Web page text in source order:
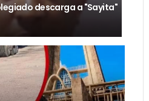
descarga a "Sayita"